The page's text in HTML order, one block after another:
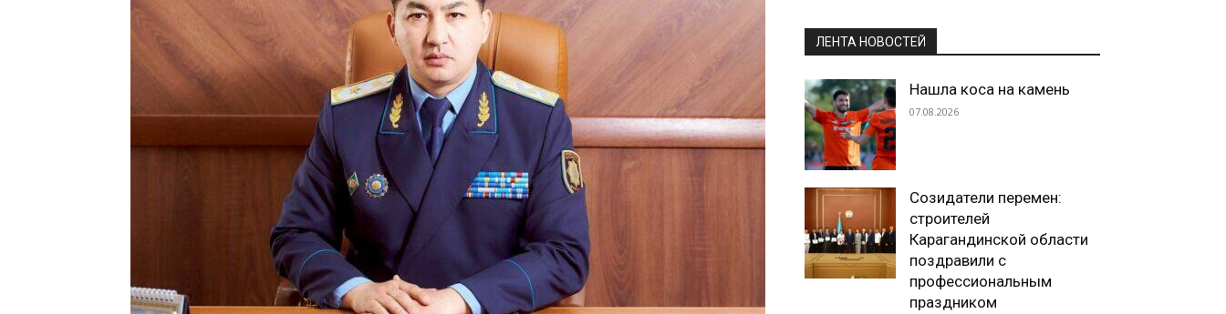
ЛЕНТА НОВОСТЕЙ
Нашла коса на камень
07.08.2026
Созидатели перемен:
строителей
Карагандинской области
поздравили с
профессиональным
праздником